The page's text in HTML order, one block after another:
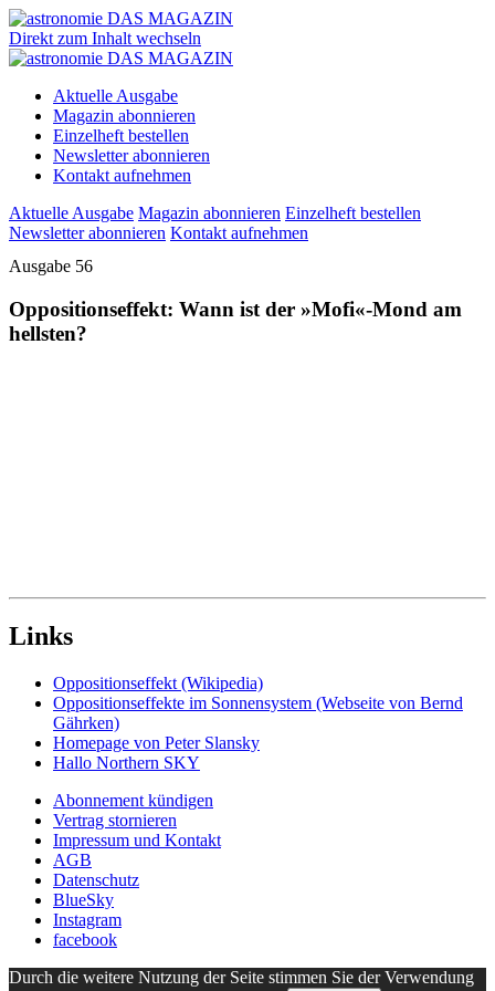
Direkt zum Inhalt wechseln
Aktuelle Ausgabe
Magazin abonnieren
Einzelheft bestellen
Newsletter abonnieren
Kontakt aufnehmen
Aktuelle Ausgabe Magazin abonnieren Einzelheft bestellen
Newsletter abonnieren Kontakt aufnehmen
Ausgabe 56
Oppositionseffekt: Wann ist der »Mofi«-Mond am
hellsten?
Links
Oppositionseffekt (Wikipedia)
Oppositionseffekte im Sonnensystem (Webseite von Bernd
Gährken)
Homepage von Peter Slansky
Hallo Northern SKY
Abonnement kündigen
Vertrag stornieren
Impressum und Kontakt
AGB
Datenschutz
BlueSky
Instagram
facebook
Durch die weitere Nutzung der Seite stimmen Sie der Verwendung